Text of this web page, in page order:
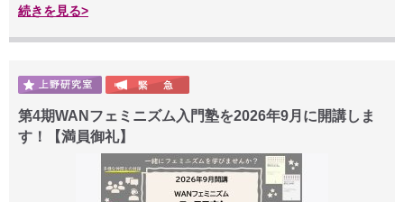
続きを見る>
第4期WANフェミニズム入門塾を2026年9月に開講しま
す！【満員御礼】